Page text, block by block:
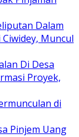
Dalam
Muncul
Di Desa
Proyek,
di
Pinjem Uang